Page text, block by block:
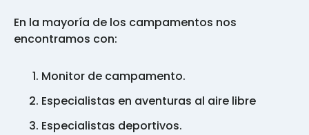
En la mayoría de los campamentos nos
encontramos con:
Monitor de campamento.
Especialistas en aventuras al aire libre
Especialistas deportivos.